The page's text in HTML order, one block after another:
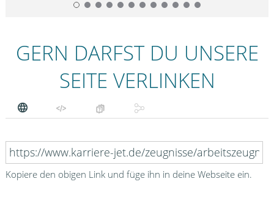
GERN DARFST DU UNSERE
SEITE VERLINKEN
Kopiere den obigen Link und füge ihn in deine Webseite ein.